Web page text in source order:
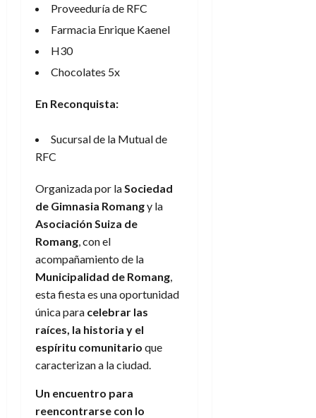
Proveeduría de RFC
Farmacia Enrique Kaenel
H30
Chocolates 5x
En Reconquista:
Sucursal de la Mutual de
RFC
Organizada por laSociedad
de Gimnasia Romangy la
Asociación Suiza de
Romang, con el
acompañamiento de la
Municipalidad de Romang,
esta fiesta es una oportunidad
única para celebrar las
raíces, la historia y el
espíritu comunitario que
caracterizan a la ciudad.
Un encuentro para
reencontrarse con lo